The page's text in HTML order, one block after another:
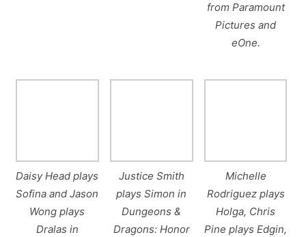
from Paramount
Pictures and
eOne.
Daisy Head plays
Sofina and Jason
Wong plays
Dralas in
Justice Smith
plays Simon in
Dungeons &
Dragons: Honor
Michelle
Rodriguez plays
Holga, Chris
Pine plays Edgin,